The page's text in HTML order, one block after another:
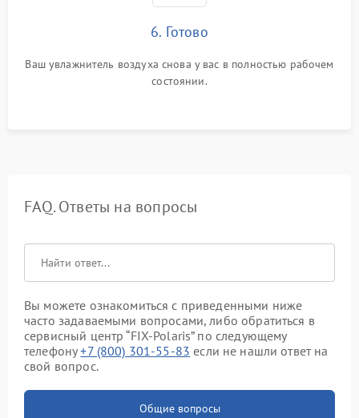
6. Готово
Ваш увлажнитель воздуха снова у вас в полностью рабочем
состоянии.
FAQ. Ответы на вопросы
Вы можете ознакомиться с приведенными ниже
часто задаваемыми вопросами, либо обратиться в
сервисный центр “FIX-Polaris” по следующему
телефону+7 (800) 301-55-83 если не нашли ответ на
свой вопрос.
Общие вопросы